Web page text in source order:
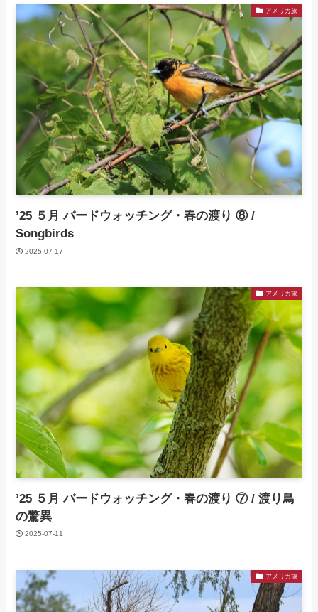
アメリカ旅
’25 ５月 バードウォッチング・春の渡り ⑧ /
Songbirds
2025-07-17
アメリカ旅
’25 ５月 バードウォッチング・春の渡り ⑦ / 渡り鳥
の驚異
2025-07-11
アメリカ旅